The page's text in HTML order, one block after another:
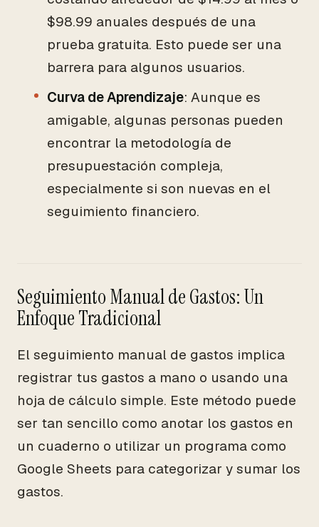
$98.99 anuales después de una
prueba gratuita. Esto puede ser una
barrera para algunos usuarios.
Curva de Aprendizaje: Aunque es
amigable, algunas personas pueden
encontrar la metodología de
presupuestación compleja,
especialmente si son nuevas en el
seguimiento financiero.
Seguimiento Manual de Gastos: Un
Enfoque Tradicional
El seguimiento manual de gastos implica
registrar tus gastos a mano o usando una
hoja de cálculo simple. Este método puede
ser tan sencillo como anotar los gastos en
un cuaderno o utilizar un programa como
Google Sheets para categorizar y sumar los
gastos.